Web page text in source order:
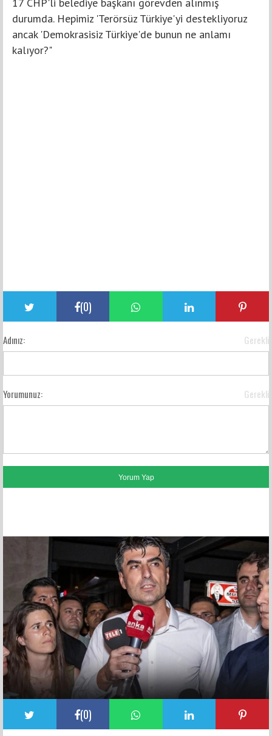
durumda. Hepimiz 'Terörsüz Türkiye'yi destekliyoruz
ancak 'Demokrasisiz Türkiye'de bunun ne anlamı
kalıyor?"
(0)
Adınız: Gerekli
Yorumunuz: Gerekli
(0)